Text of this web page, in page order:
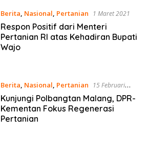
Berita, Nasional, Pertanian 1 Maret 2021
Respon Positif dari Menteri
Pertanian RI atas Kehadiran Bupati
Wajo
Berita, Nasional, Pertanian
15 Februari
2021
Kunjungi Polbangtan Malang, DPR-
Kementan Fokus Regenerasi
Pertanian